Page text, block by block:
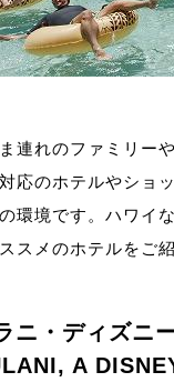
連れのファミリー
応のホテルやショ
環境です。ハワイ
スメのホテルをご
ニ・ディズニ
A